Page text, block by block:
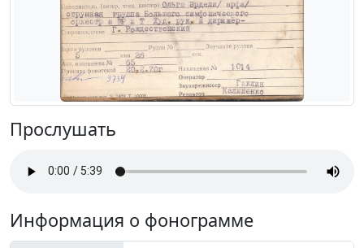
Прослушать
Информация о фонограмме